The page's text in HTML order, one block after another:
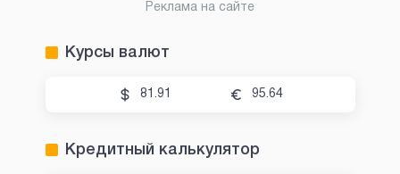
Реклама на сайте
Курсы валют
81.91 95.64
Кредитный калькулятор